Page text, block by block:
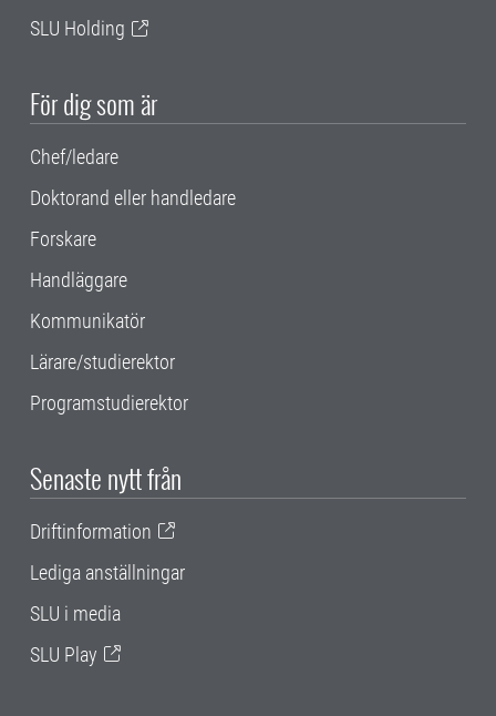
SLU Holding
För dig som är
Chef/ledare
Doktorand eller handledare
Forskare
Handläggare
Kommunikatör
Lärare/studierektor
Programstudierektor
Senaste nytt från
Driftinformation
Lediga anställningar
SLU i media
SLU Play